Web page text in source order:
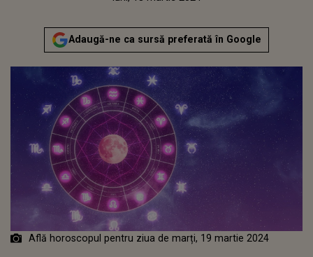
Adaugă-ne ca sursă preferată în Google
Află horoscopul pentru ziua de marți, 19 martie 2024